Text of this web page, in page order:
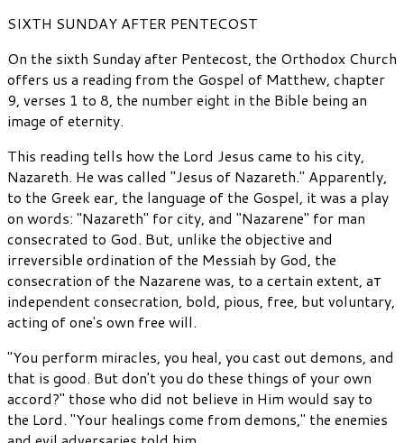
SIXTH SUNDAY AFTER PENTECOST
On the sixth Sunday after Pentecost, the Orthodox Church
offers us a reading from the Gospel of Matthew, chapter
9, verses 1 to 8, the number eight in the Bible being an
image of eternity.
This reading tells how the Lord Jesus came to his city,
Nazareth. He was called "Jesus of Nazareth." Apparently,
to the Greek ear, the language of the Gospel, it was a play
on words: "Nazareth" for city, and "Nazarene" for man
consecrated to God. But, unlike the objective and
irreversible ordination of the Messiah by God, the
consecration of the Nazarene was, to a certain extent, aт
independent consecration, bold, pious, free, but voluntary,
acting of one's own free will.
"You perform miracles, you heal, you cast out demons, and
that is good. But don't you do these things of your own
accord?" those who did not believe in Him would say to
the Lord. "Your healings come from demons," the enemies